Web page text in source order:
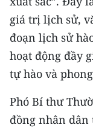
Duyên hải
Nguyên
Đông Nam Bộ
Chuyên trang
giá trị lịch sử,
đoạn lịch sử
hoạt động đầy
tự hào và
Phó Bí thư
đồng nhân